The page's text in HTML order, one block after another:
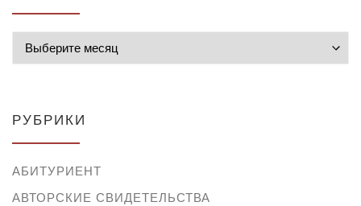
РУБРИКИ
АБИТУРИЕНТ
АВТОРСКИЕ СВИДЕТЕЛЬСТВА